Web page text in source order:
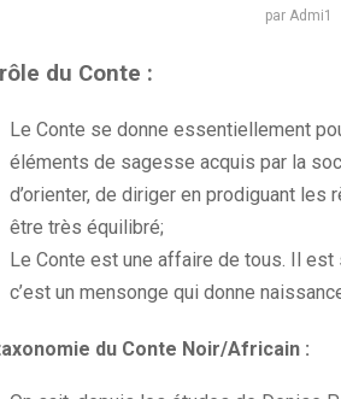
par Admi1
du Conte :
Le Conte se donne essentiellement
éléments de sagesse acquis par la
d’orienter, de diriger en prodiguant
être très équilibré;
Le Conte est une affaire de tous. Il est
c’est un mensonge qui donne
du Conte Noir/Africain :